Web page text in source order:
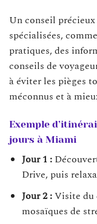
Un conseil
spécialisées,
pratiques, des
conseils de
à éviter les pièges
méconnus et à
Exemple
jours à Miami
Jour 1 :
Drive, puis
Jour 2 :Visite du
mosaïques de